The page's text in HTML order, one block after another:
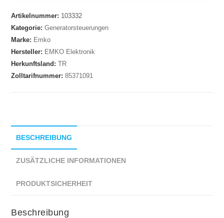
Artikelnummer: 103332
Kategorie:Generatorsteuerungen
Marke: Emko
Hersteller: EMKO Elektronik
Herkunftsland:TR
Zolltarifnummer:85371091
BESCHREIBUNG
ZUSÄTZLICHE INFORMATIONEN
PRODUKTSICHERHEIT
Beschreibung